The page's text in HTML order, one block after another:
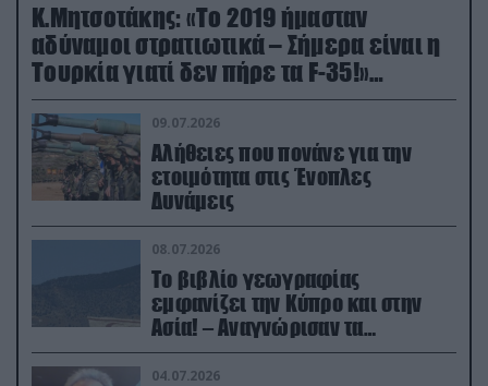
Κ.Μητσοτάκης: «Το 2019 ήμασταν
αδύναμοι στρατιωτικά – Σήμερα είναι η
Τουρκία γιατί δεν πήρε τα F-35!»
(βίντεο)
09.07.2026
Αλήθειες που πονάνε για την
ετοιμότητα στις Ένοπλες
Δυνάμεις
08.07.2026
Το βιβλίο γεωγραφίας
εμφανίζει την Κύπρο και στην
Ασία! – Αναγνώρισαν τα
κατεχόμενα; (φωτο)
04.07.2026